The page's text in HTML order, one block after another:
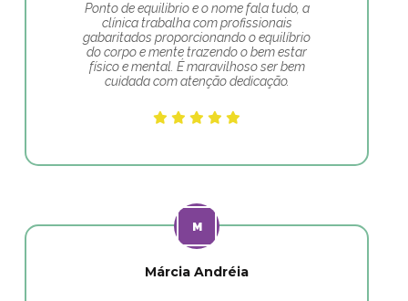
Ponto de equilibrio e o nome fala tudo, a
clínica trabalha com profissionais
gabaritados proporcionando o equilíbrio
do corpo e mente trazendo o bem estar
físico e mental. É maravilhoso ser bem
cuidada com atenção dedicação.
Márcia Andréia